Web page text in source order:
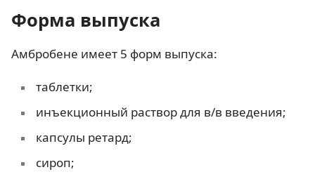
Форма выпуска
Амбробене имеет 5 форм выпуска:
таблетки;
инъекционный раствор для в/в введения;
капсулы ретард;
сироп;